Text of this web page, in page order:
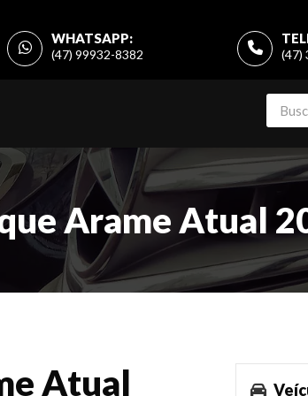
(47)
WHATSAPP:
(47) 99932-8382
Arame Atual
Atual